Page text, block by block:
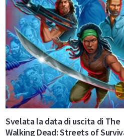
Svelata la data di uscita di The
Walking Dead: Streets of